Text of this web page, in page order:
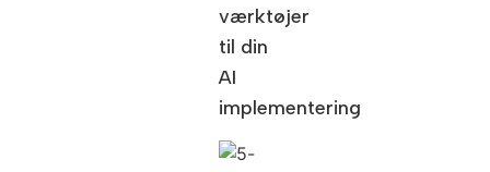
værktøjer
til din
AI
implementering